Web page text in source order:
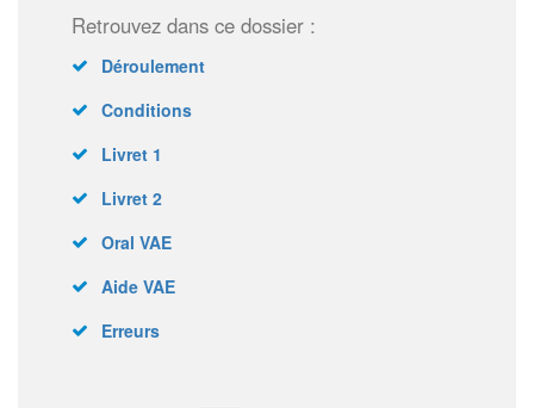
Retrouvez dans ce dossier :
Déroulement
Conditions
Livret 1
Livret 2
Oral VAE
Aide VAE
Erreurs